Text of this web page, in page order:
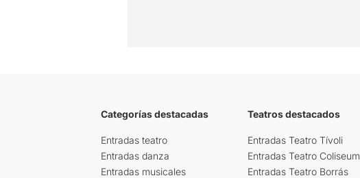
Categorías destacadas
Entradas teatro
Entradas danza
Entradas musicales
Teatros destacados
Entradas Teatro Tívoli
Entradas Teatro Coliseum
Entradas Teatro Borrás